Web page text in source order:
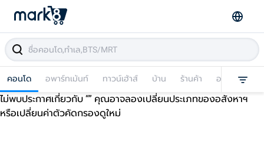
คอนโด อพาร์ทเม้นท์ ทาวน์เฮ้าส์ บ้าน ร้านค้า อาคารพาณิช
ไม่พบประกาศเกี่ยวกับ “” คุณอาจลองเปลี่ยนประเภทของอสังหาฯ
หรือเปลี่ยนค่าตัวคัดกรองดูใหม่